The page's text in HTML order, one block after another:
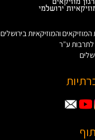
והמוזיקאיות בירושלים
ע”ר